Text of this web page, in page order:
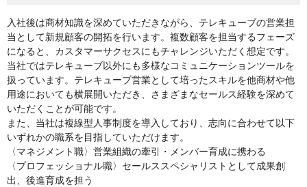
入社後は商材知識を深めていただきながら、テレキューブの営業担
当として新規顧客の開拓を行います。複数顧客を担当するフェーズ
になると、カスタマーサクセスにもチャレンジいただく想定です。
当社ではテレキューブ以外にも多様なコミュニケーションツールを
扱っています。テレキューブ営業として培ったスキルを他商材や他
用途においても横展開いただき、さまざまなセールス経験を深めて
いただくことが可能です。
また、当社は複線型人事制度を導入しており、志向に合わせて以下
いずれかの職系を目指していただけます。
〈マネジメント職〉営業組織の牽引・メンバー育成に携わる
〈プロフェッショナル職〉セールススペシャリストとして成果創
出、後進育成を担う